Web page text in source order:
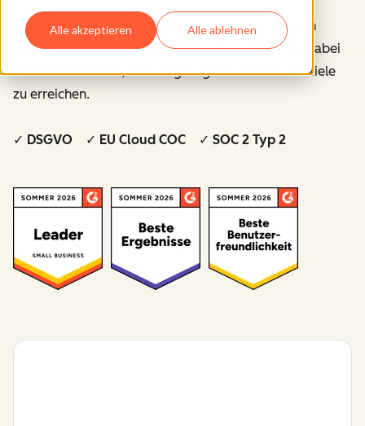
Alle akzeptieren Alle ablehnen
Fordern Sie eine Demo an und überzeugen Sie sich
selbst davon, wie die Plattform von HubSpot Sie dabei
unterstützen kann, Ihre ehrgeizigsten Wachstumsziele
zu erreichen.
✓ DSGVO ✓ EU Cloud COC ✓ SOC 2 Typ 2